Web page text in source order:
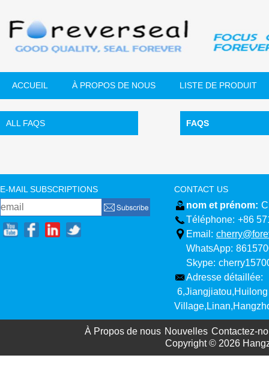
ACCUEIL À PROPOS DE NOUS LISTE DE PRODUIT
ALL FAQS FAQS
E-MAIL SUBSCRIPTIONS CONTACT US
nom et prénom:
Téléphone: +86
Email:
WhatsApp:
Skype:
Adresse détaillée:
6,Jiangjiatou,Huilong
À Propos de nous Nouvelles Contactez-
Copyright © 2026